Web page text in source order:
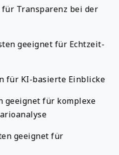
für Transparenz bei der
geeignet für Echtzeit-
für KI-basierte Einblicke
geeignet für komplexe
geeignet für